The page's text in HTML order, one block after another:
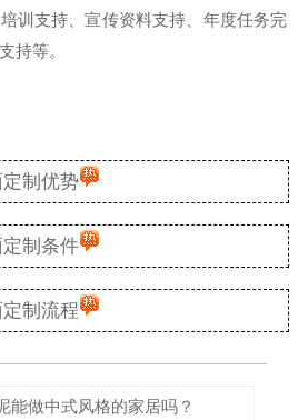
训支持、宣传资料支持、年度任务完
持等。
制优势
制条件
制流程
能做中式风格的家居吗？